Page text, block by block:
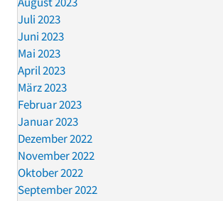
Juli 2023
Juni 2023
Mai 2023
April 2023
März 2023
Februar 2023
Januar 2023
Dezember 2022
November 2022
Oktober 2022
September 2022